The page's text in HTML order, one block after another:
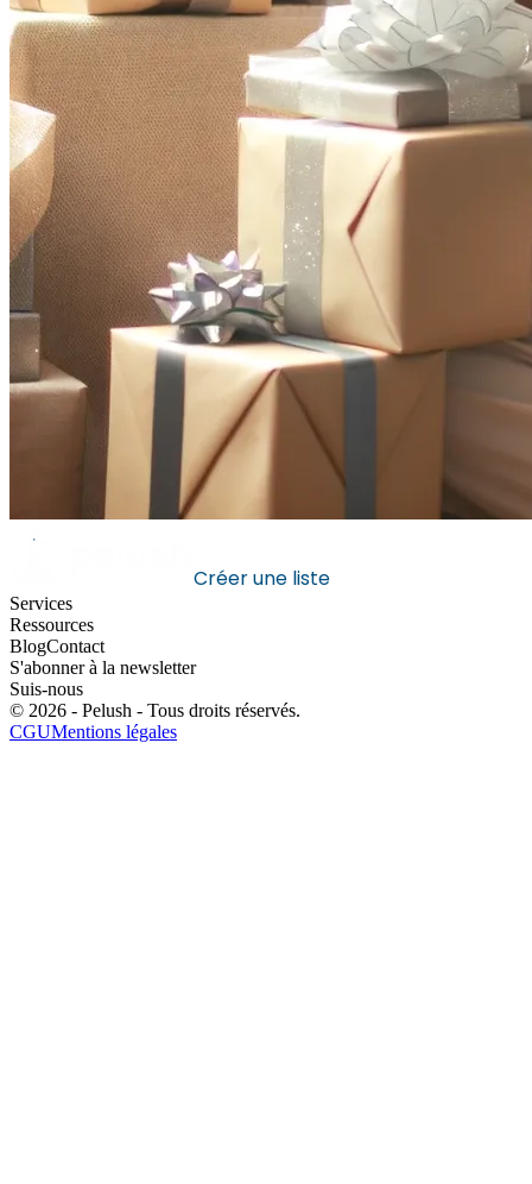
Créer une liste
Services
Ressources
BlogContact
S'abonner à la newsletter
Suis-nous
© 2026 - Pelush - Tous droits réservés.
CGUMentions légales